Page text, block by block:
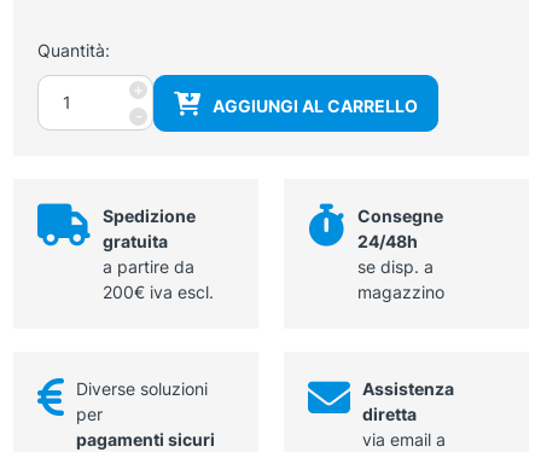
Quantità:
-
Braccio
articolato
per
quantità
+
AGGIUNGI AL CARRELLO
Spedizione
gratuita
a partire da
200€ iva escl.
Consegne
24/48h
se disp. a
magazzino
Diverse soluzioni
per
pagamenti sicuri
Assistenza
diretta
via email a